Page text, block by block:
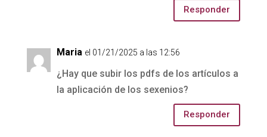
Responder
Maria el 01/21/2025 a las 12:56
¿Hay que subir los pdfs de los artículos a
la aplicación de los sexenios?
Responder